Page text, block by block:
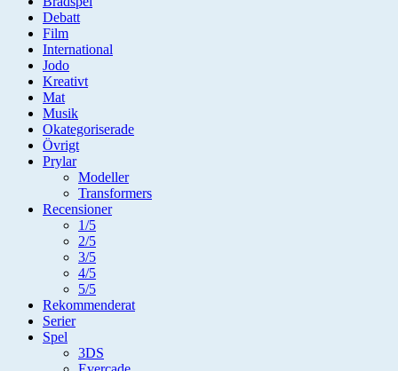
Debatt
Film
International
Jodo
Kreativt
Mat
Musik
Okategoriserade
Övrigt
Prylar
Modeller
Transformers
Recensioner
1/5
2/5
3/5
4/5
5/5
Rekommenderat
Serier
Spel
3DS